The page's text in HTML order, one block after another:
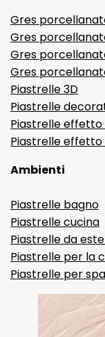
Gres
Gres
Gres
Gres
Piastrelle 3D
Piastrelle
Piastrelle
Piastrelle
Ambienti
Piastrelle bagno
Piastrelle cucina
Piastrelle da
Piastrelle per la
Piastrelle per